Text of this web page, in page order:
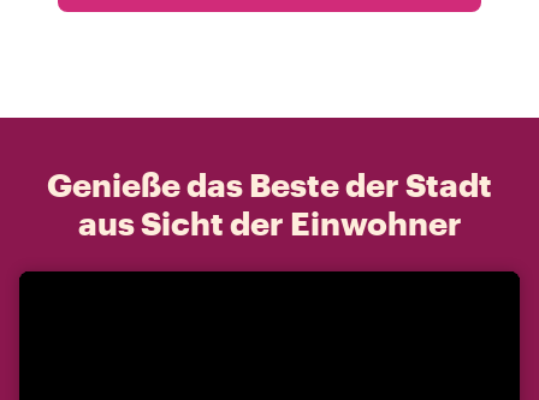
Genieße das Beste der Stadt
aus Sicht der Einwohner